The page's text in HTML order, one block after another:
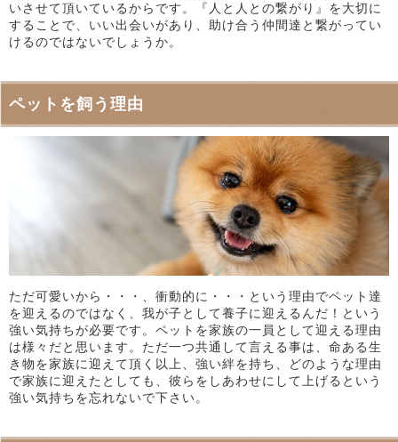
いさせて頂いているからです。『人と人との繋がり』を大切に
することで、いい出会いがあり、助け合う仲間達と繋がってい
けるのではないでしょうか。
ペットを飼う理由
ただ可愛いから・・・、衝動的に・・・という理由でペット達
を迎えるのではなく、我が子として養子に迎えるんだ！という
強い気持ちが必要です。ペットを家族の一員として迎える理由
は様々だと思います。ただ一つ共通して言える事は、命ある生
き物を家族に迎えて頂く以上、強い絆を持ち、どのような理由
で家族に迎えたとしても、彼らをしあわせにして上げるという
強い気持ちを忘れないで下さい。